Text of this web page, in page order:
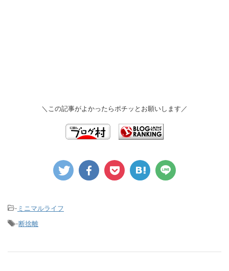
＼この記事がよかったらポチッとお願いします／
- ミニマルライフ
-断捨離